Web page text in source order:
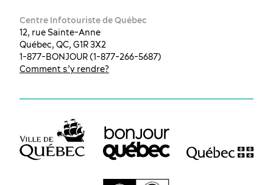
Centre Infotouriste de Québec
12, rue Sainte-Anne
Québec, QC, G1R 3X2
1-877-BONJOUR (1-877-266-5687)
Comment s’y rendre?